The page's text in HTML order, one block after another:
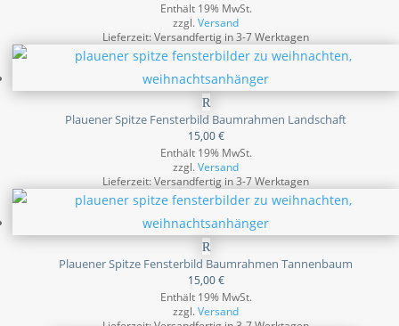
Enthält 19% MwSt.
zzgl.Versand
Lieferzeit: Versandfertig in 3-7 Werktagen
Plauener Spitze Fensterbild Baumrahmen Landschaft
15,00€
Enthält 19% MwSt.
zzgl.Versand
Lieferzeit: Versandfertig in 3-7 Werktagen
Plauener Spitze Fensterbild Baumrahmen Tannenbaum
15,00€
Enthält 19% MwSt.
zzgl.Versand